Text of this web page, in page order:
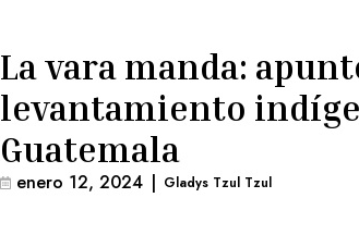
La vara manda:
levantamiento
Guatemala
enero 12, 2024 | Gladys Tzul Tzul